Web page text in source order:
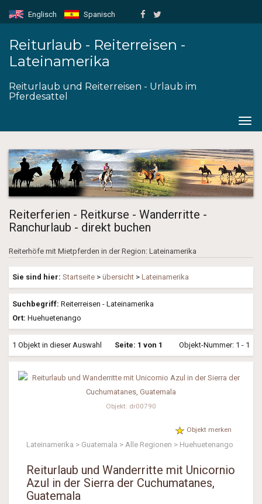
Englisch Spanisch
Reiturlaub - Reiterreisen -
Lateinamerika
Reiturlaub und Reiterreisen - Urlaub im
Pferdesattel
Reiterferien - Reitkurse - Wanderritte -
Ranchurlaub - direkt buchen
Reiterhöfe mit Mietpferden in der Region: Lateinamerika
Sie sind hier: Startseite > übersicht > Lateinamerika
Suchbegriff: Reiterreisen - Lateinamerika
Ort: Huehuetenango
1 Objekt in dieser Auswahl Seite: 1 von 1 Objekt-Nummer: 1 - 1
Objekt: dr00790
Objekt merken
Lateinamerika > Guatemala > Alle Regionen > Huehuetenango
Reiturlaub und Wanderritte mit Unicornio
Azul in der Sierra der Cuchumatanes,
Guatemala